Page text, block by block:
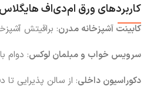
کاربردهای ورق ام‌دی‌اف هایگلاس
کابینت‌ آشپزخانه مدرن: براقیتش
سرویس خواب و مبلمان لوکس: دوام
دکوراسیون داخلی: از سالن پذیرایی تا